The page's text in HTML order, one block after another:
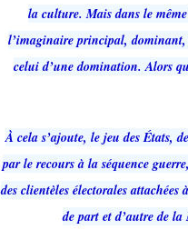
la culture. Mais dans le
l’imaginaire principal, dominant,
celui d’une domination. Alors
À cela s’ajoute, le jeu des États,
par le recours à la séquence
des clientèles électorales
de part et d’autre de